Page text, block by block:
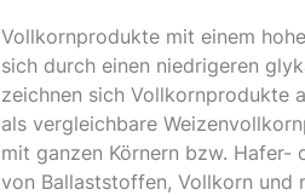
Vollkornprodukte mit einem
sich durch einen niedrigeren
zeichnen sich Vollkornprodukte
als vergleichbare
mit ganzen Körnern bzw.
von Ballaststoffen, Vollkorn und